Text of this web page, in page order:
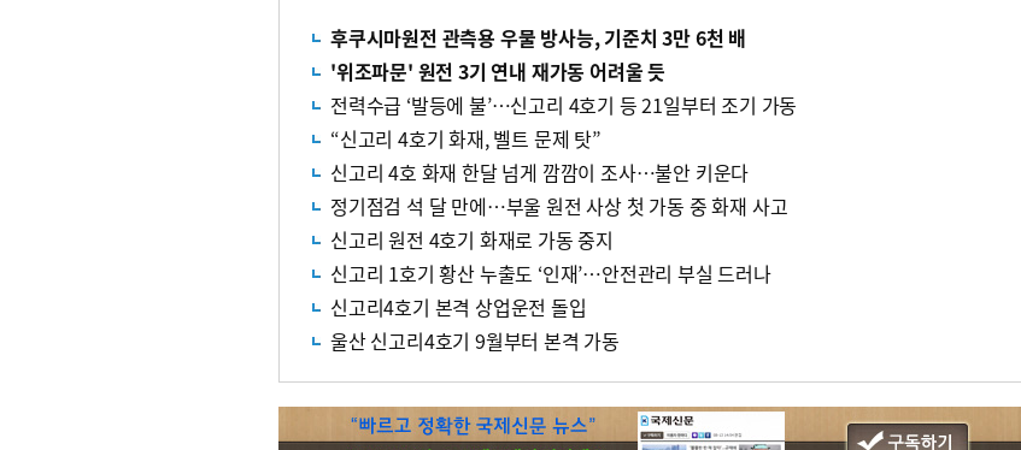
후쿠시마원전 관측용 우물 방사능, 기준치 3만 6천 배
'위조파문' 원전 3기 연내 재가동 어려울 듯
전력수급 ‘발등에 불’…신고리 4호기 등 21일부터 조기 가동
“신고리 4호기 화재, 벨트 문제 탓”
신고리 4호 화재 한달 넘게 깜깜이 조사…불안 키운다
정기점검 석 달 만에…부울 원전 사상 첫 가동 중 화재 사고
신고리 원전 4호기 화재로 가동 중지
신고리 1호기 황산 누출도 ‘인재’…안전관리 부실 드러나
신고리4호기 본격 상업운전 돌입
울산 신고리4호기 9월부터 본격 가동